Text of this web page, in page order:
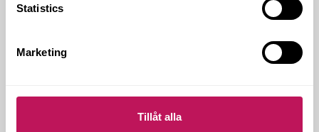
Statistics
Marketing
Tillåt alla
Regeringens satsning är bara
Om man är positiv så kommer regeringens satsning